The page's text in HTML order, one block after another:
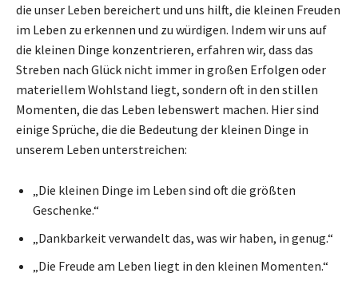
die unser Leben bereichert und uns hilft, die kleinen Freuden
im Leben zu erkennen und zu würdigen. Indem wir uns auf
die kleinen Dinge konzentrieren, erfahren wir, dass das
Streben nach Glück nicht immer in großen Erfolgen oder
materiellem Wohlstand liegt, sondern oft in den stillen
Momenten, die das Leben lebenswert machen. Hier sind
einige Sprüche, die die Bedeutung der kleinen Dinge in
unserem Leben unterstreichen:
„Die kleinen Dinge im Leben sind oft die größten
Geschenke.“
„Dankbarkeit verwandelt das, was wir haben, in genug.“
„Die Freude am Leben liegt in den kleinen Momenten.“